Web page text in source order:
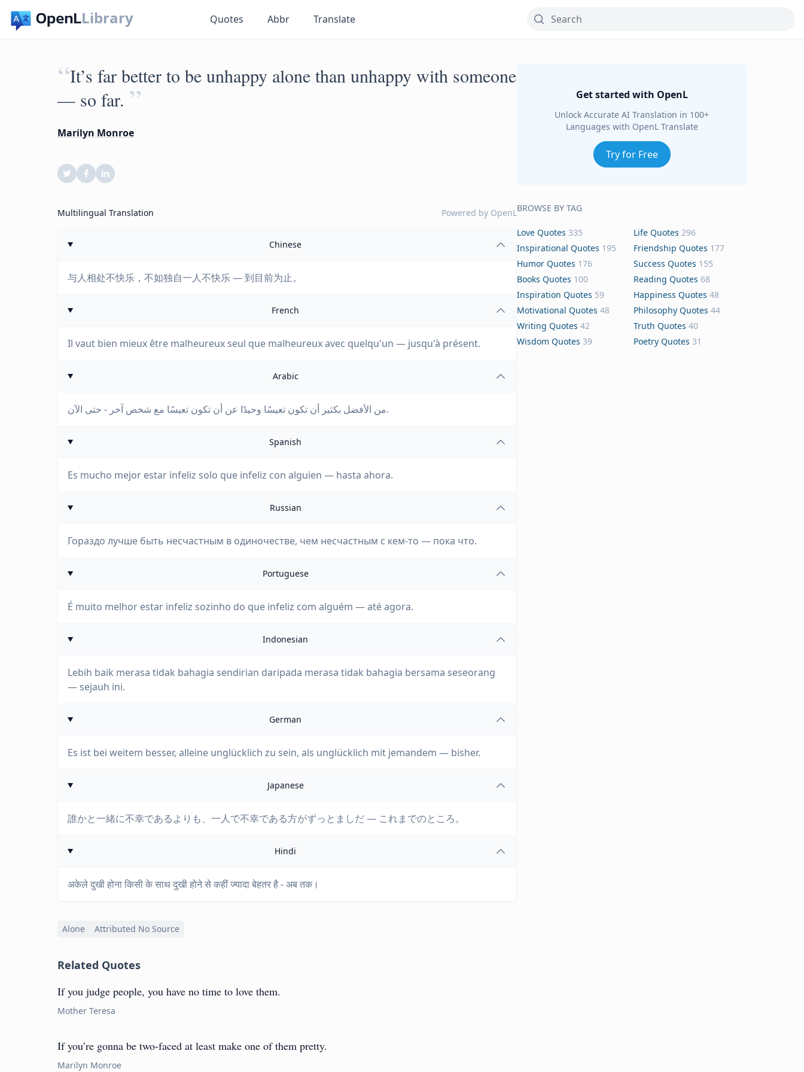
Library Quotes Abbr Translate
“It’s far better to be unhappy alone than unhappy with someone
— so far. ”
Marilyn Monroe
Multilingual Translation Powered by OpenL
Chinese
与人相处不快乐，不如独自一人不快乐 — 到目前为止。
French
Il vaut bien mieux être malheureux seul que malheureux avec quelqu'un — jusqu'à présent.
Arabic
من الأفضل بكثير أن تكون تعيسًا وحيدًا عن أن تكون تعيسًا مع شخص آخر - حتى الآن.
Spanish
Es mucho mejor estar infeliz solo que infeliz con alguien — hasta ahora.
Russian
Гораздо лучше быть несчастным в одиночестве, чем несчастным с кем-то — пока что.
Portuguese
É muito melhor estar infeliz sozinho do que infeliz com alguém — até agora.
Indonesian
Lebih baik merasa tidak bahagia sendirian daripada merasa tidak bahagia bersama seseorang
— sejauh ini.
German
Es ist bei weitem besser, alleine unglücklich zu sein, als unglücklich mit jemandem — bisher.
Japanese
誰かと一緒に不幸であるよりも、一人で不幸である方がずっとましだ — これまでのところ。
Hindi
अकेले दुखी होना किसी के साथ दुखी होने से कहीं ज्यादा बेहतर है - अब तक।
Alone Attributed No Source
Related Quotes
If you judge people, you have no time to love them.
Mother Teresa
If you’re gonna be two-faced at least make one of them pretty.
Marilyn Monroe
Get started with OpenL
Unlock Accurate AI Translation in 100+
Languages with OpenL Translate
Try for Free
BROWSE BY TAG
Love Quotes 335 Life Quotes 296
Inspirational Quotes 195 Friendship Quotes 177
Humor Quotes 176 Success Quotes 155
Books Quotes 100 Reading Quotes 68
Inspiration Quotes 59 Happiness Quotes 48
Motivational Quotes 48 Philosophy Quotes 44
Writing Quotes 42 Truth Quotes 40
Wisdom Quotes 39 Poetry Quotes 31